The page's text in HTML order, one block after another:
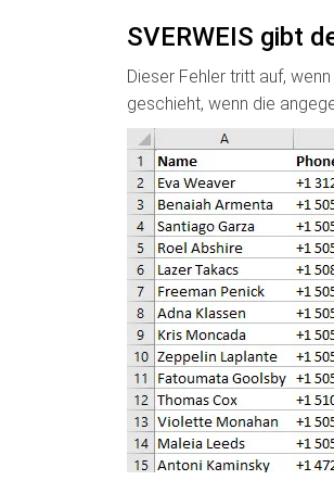
SVERWEIS gibt
Dieser Fehler tritt auf,
geschieht, wenn die